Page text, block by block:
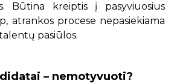
Būtina kreiptis į pasyviuosius
atrankos procese nepasiekiama
pasiūlos.
– nemotyvuoti?